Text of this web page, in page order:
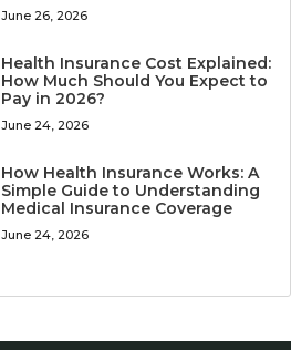
June 26, 2026
Health Insurance Cost Explained:
How Much Should You Expect to
Pay in 2026?
June 24, 2026
How Health Insurance Works: A
Simple Guide to Understanding
Medical Insurance Coverage
June 24, 2026